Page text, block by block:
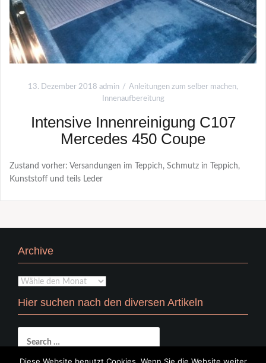
13. Dezember 2018 admin Anleitungen zum selber machen,
Innenaufbereitung
Intensive Innenreinigung C107
Mercedes 450 Coupe
Zustand vorher: Versandungen im Teppich, Schmutz in Teppich,
Kunststoff und teils Leder
Archive
Archive
Hier suchen nach den diversen Artikeln
for: